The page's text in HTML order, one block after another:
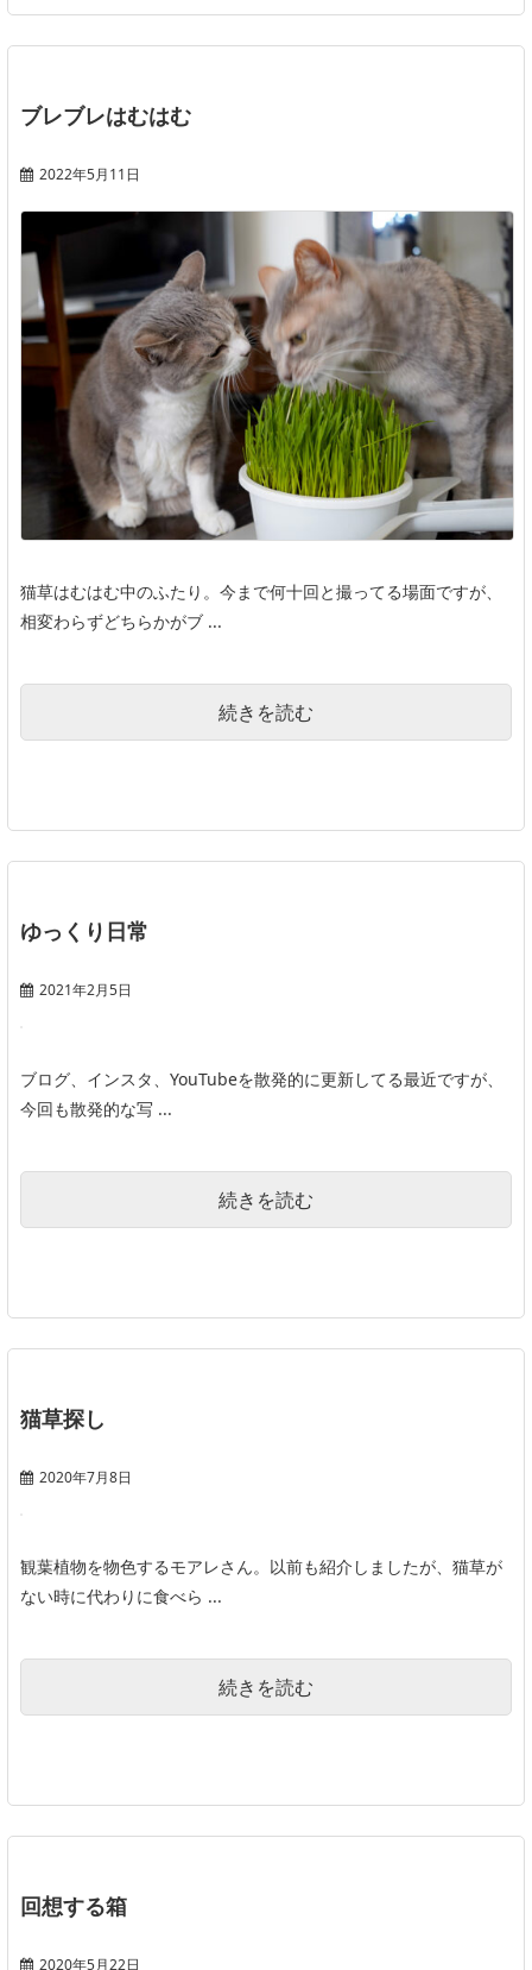
ブレブレはむはむ
2022年5月11日
猫草はむはむ中のふたり。今まで何十回と撮ってる場面ですが、
相変わらずどちらかがブ ...
続きを読む
ゆっくり日常
2021年2月5日
ブログ、インスタ、YouTubeを散発的に更新してる最近ですが、
今回も散発的な写 ...
続きを読む
猫草探し
2020年7月8日
観葉植物を物色するモアレさん。以前も紹介しましたが、猫草が
ない時に代わりに食べら ...
続きを読む
回想する箱
2020年5月22日